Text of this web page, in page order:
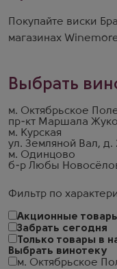
Фильтр по
Акционные
Забрать сегодня
Только товары в
Выбрать винотеку
м. Октябрьское
Покупайте виски
магазинах
Выбрать
м. Октябрьское
пр-кт Маршала
м. Курская
ул. Земляной Вал, д.
м. Одинцово
б-р Любы